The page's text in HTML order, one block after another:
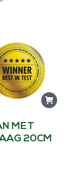
MET
20CM